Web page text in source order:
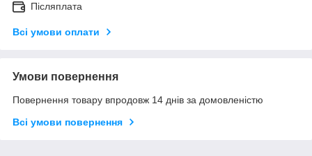
Післяплата
Всі умови оплати
Умови повернення
Повернення товару впродовж 14 днів за домовленістю
Всі умови повернення